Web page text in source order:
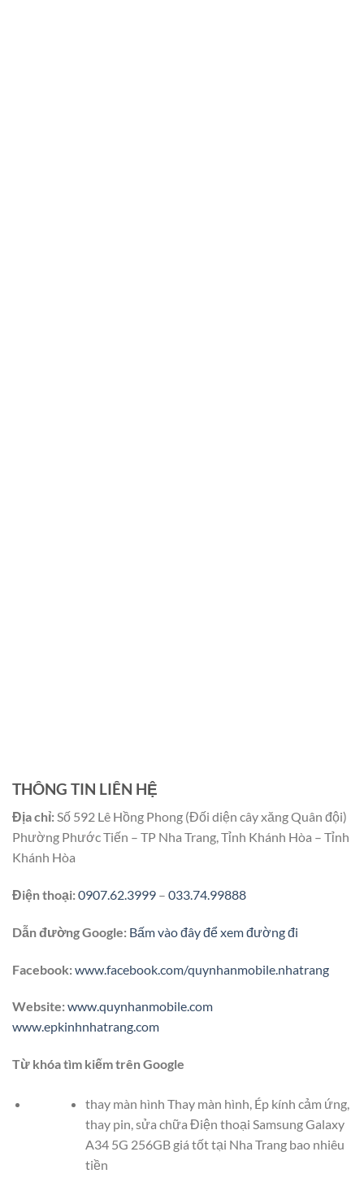
THÔNG TIN LIÊN HỆ
Địa chỉ:Số 592 Lê Hồng Phong (Đối diện cây xăng Quân đội)
Phường Phước Tiến – TP Nha Trang, Tỉnh Khánh Hòa – Tỉnh
Khánh Hòa
Điện thoại:0907.62.3999 – 033.74.99888
Dẫn đường Google: Bấm vào đây để xem đường đi
Facebook:www.facebook.com/quynhanmobile.nhatrang
Website:www.quynhanmobile.com
www.epkinhnhatrang.com
Từ khóa tìm kiếm trên Google
thay màn hình Thay màn hình, Ép kính cảm ứng,
thay pin, sửa chữa Điện thoại Samsung Galaxy
A34 5G 256GB giá tốt tại Nha Trang bao nhiêu
tiền